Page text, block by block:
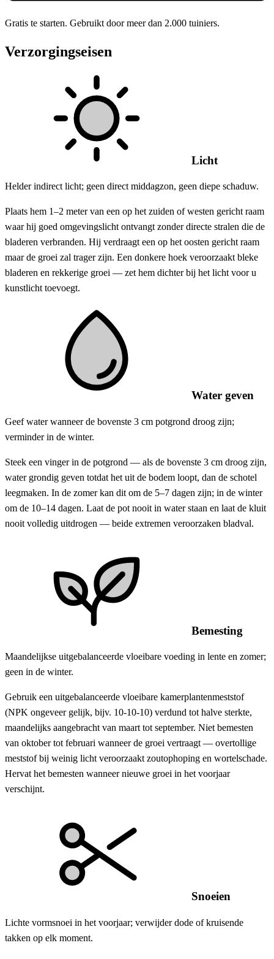
Gratis te starten. Gebruikt door meer dan 2.000 tuiniers.
Verzorgingseisen
Licht
Helder indirect licht; geen direct middagzon, geen diepe schaduw.
Plaats hem 1–2 meter van een op het zuiden of westen gericht raam
waar hij goed omgevingslicht ontvangt zonder directe stralen die de
bladeren verbranden. Hij verdraagt een op het oosten gericht raam
maar de groei zal trager zijn. Een donkere hoek veroorzaakt bleke
bladeren en rekkerige groei — zet hem dichter bij het licht voor u
kunstlicht toevoegt.
Water geven
Geef water wanneer de bovenste 3 cm potgrond droog zijn;
verminder in de winter.
Steek een vinger in de potgrond — als de bovenste 3 cm droog zijn,
water grondig geven totdat het uit de bodem loopt, dan de schotel
leegmaken. In de zomer kan dit om de 5–7 dagen zijn; in de winter
om de 10–14 dagen. Laat de pot nooit in water staan en laat de kluit
nooit volledig uitdrogen — beide extremen veroorzaken bladval.
Bemesting
Maandelijkse uitgebalanceerde vloeibare voeding in lente en zomer;
geen in de winter.
Gebruik een uitgebalanceerde vloeibare kamerplantenmeststof
(NPK ongeveer gelijk, bijv. 10-10-10) verdund tot halve sterkte,
maandelijks aangebracht van maart tot september. Niet bemesten
van oktober tot februari wanneer de groei vertraagt — overtollige
meststof bij weinig licht veroorzaakt zoutophoping en wortelschade.
Hervat het bemesten wanneer nieuwe groei in het voorjaar
verschijnt.
Snoeien
Lichte vormsnoei in het voorjaar; verwijder dode of kruisende
takken op elk moment.